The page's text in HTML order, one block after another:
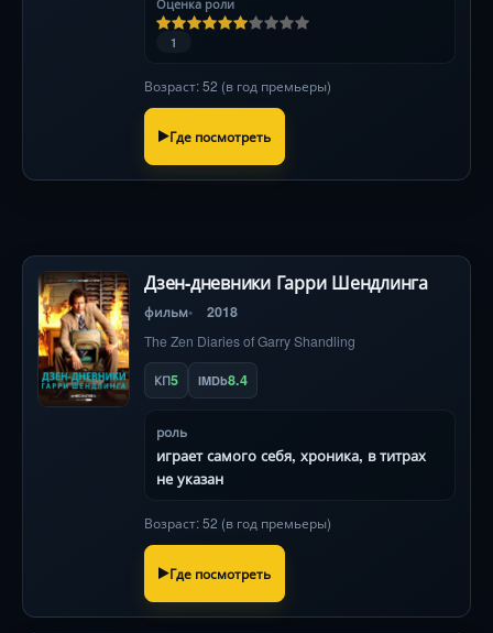
Оценка роли
1
Возраст: 52 (в год премьеры)
Где посмотреть
Дзен-дневники Гарри Шендлинга
фильм 2018
The Zen Diaries of Garry Shandling
КП5 IMDb8.4
роль
играет самого себя, хроника, в титрах
не указан
Возраст: 52 (в год премьеры)
Где посмотреть